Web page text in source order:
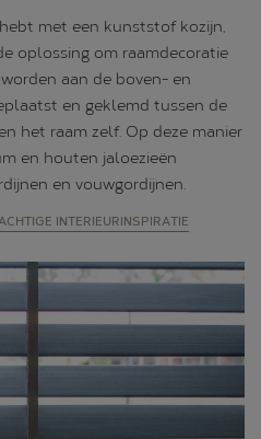
hebt met een kunststof kozijn,
oplossing om raamdecoratie
aan de boven- en
en geklemd tussen de
het raam zelf. Op deze manier
en houten jaloezieën
en vouwgordijnen.
INTERIEURINSPIRATIE